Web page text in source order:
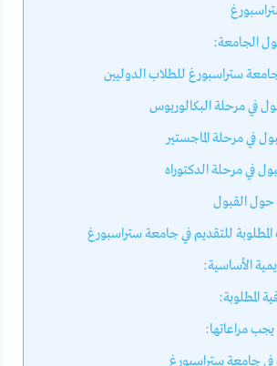
الجامعة:
ستراسبورغ للطلاب الدوليين
في مرحلة البكالوريوس
في مرحلة الماجستير
في مرحلة الدكتوراه
القبول
المطلوبة للتقديم في جامعة ستراسبورغ
الأساسية:
المطلوبة:
مراعاتها:
في جامعة ستراسبورغ